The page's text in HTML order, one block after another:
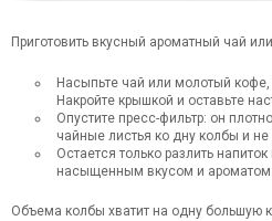
Приготовить вкусный ароматный чай
Насыпьте чай или молотый кофе,
Накройте крышкой и оставьте
Опустите пресс-фильтр: он
чайные листья ко дну колбы и
Остается только разлить
насыщенным вкусом и ароматом.
Объема колбы хватит на одну большую